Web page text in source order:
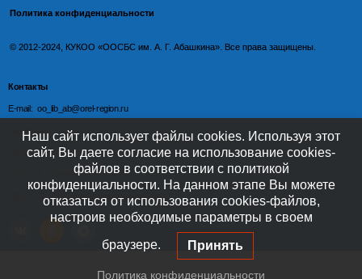
Политика конфиденциальности
©️ 2012-2024, КУКОО «ООСБС им. А. Г. Абашкина». Все права защищены.
Контакты
E-mail: oo_lib_ab@orel-region.ru
Телефон:
(4862) 77-09-75 (директор),
77-08-54 (главный бухгалтер),
Наш сайт использует файлы cookies. Используя этот
сайт, Вы даете согласие на использование cookies-
файлов в соответствии с политикой
конфиденциальности. На данном этапе Вы можете
отказаться от использования cookies-файлов,
настроив необходимые параметры в своем
браузере. Принять
Политика конфиденциальности